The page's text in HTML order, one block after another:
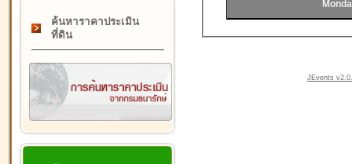
ค้นหาราคาประเมิน
ที่ดิน
JEvents